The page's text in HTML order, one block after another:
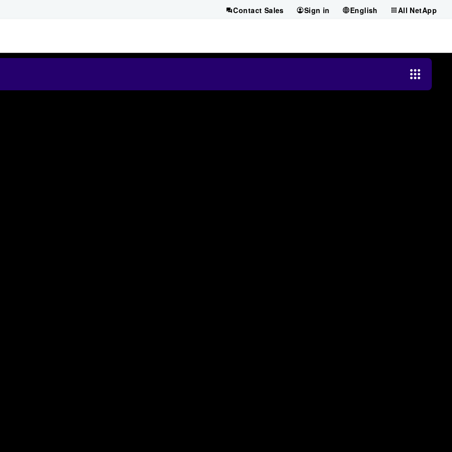
Contact Sales Sign in English All NetApp